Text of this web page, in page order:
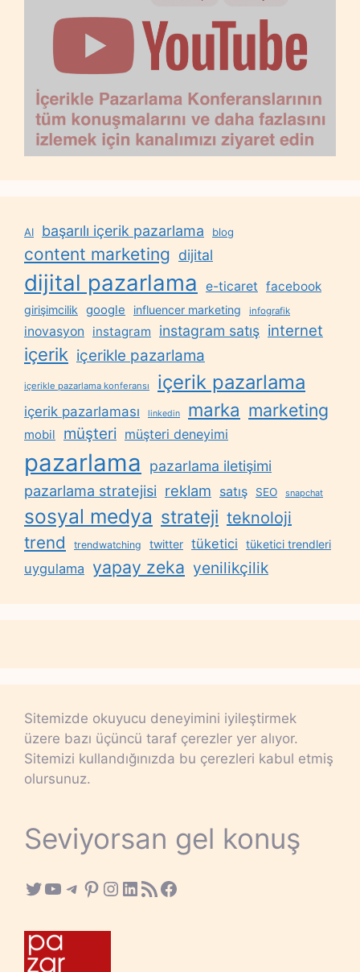
AI başarılı içerik pazarlama blog
content marketing dijital
dijital pazarlama e-ticaret facebook
girişimcilik google influencer marketing infografik
inovasyon instagram instagram satış internet
içerik içerikle pazarlama
içerikle pazarlama konferansı içerik pazarlama
içerik pazarlaması linkedin marka marketing
mobil müşteri müşteri deneyimi
pazarlama
pazarlama iletişimi
pazarlama stratejisi reklam satış SEO snapchat
sosyal medya strateji teknoloji
trend trendwatching twitter tüketici tüketici trendleri
uygulama yapay zeka yenilikçilik
Sitemizde okuyucu deneyimini iyileştirmek
üzere bazı üçüncü taraf çerezler yer alıyor.
Sitemizi kullandığınızda bu çerezleri kabul etmiş
olursunuz.
Seviyorsan gel konuş
Twitter
YouTube
Telegram
Pinterest
Instagram
LinkedIn
RSS FeedFacebook